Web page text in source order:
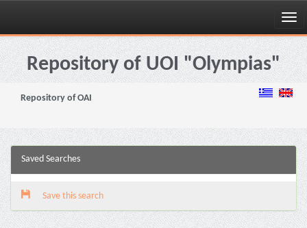
Skip
navigationRepository of UOI "Olympias"
Repository of OAI
Saved Searches
Save this search